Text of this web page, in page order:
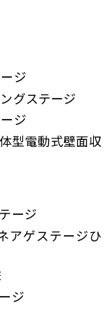
ジ
グステージ
ジ
型電動式壁面収
ージ
アゲステージひ
ジ